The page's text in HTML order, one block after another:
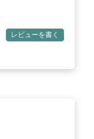
レビューを書く